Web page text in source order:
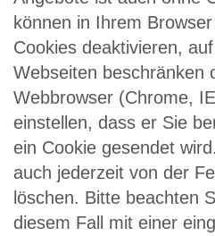
können in Ihrem
Cookies deaktivieren,
Webseiten beschränken
Webbrowser (Chrome,
einstellen, dass er Sie
ein Cookie gesendet
auch jederzeit von der
löschen. Bitte beachten
diesem Fall mit einer